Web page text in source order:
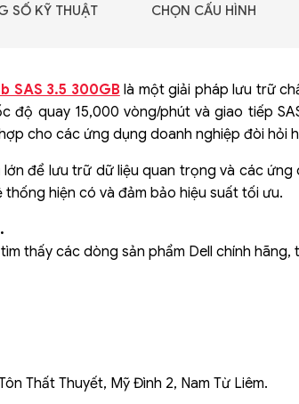
SỐ KỸ THUẬT CHỌN CẤU HÌNH
SAS 3.5 300GB là một giải pháp lưu trữ
độ quay 15,000 vòng/phút và giao tiếp
cho các ứng dụng doanh nghiệp đòi hỏi
để lưu trữ dữ liệu quan trọng và các
hiện có và đảm bảo hiệu suất tối ưu.
thấy các dòng sản phẩm Dell chính
Thất Thuyết, Mỹ Đình 2, Nam Từ Liêm.